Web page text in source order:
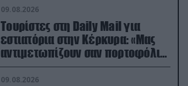
09.08.2026
Τουρίστες στη Daily Mail για
εστιατόρια στην Κέρκυρα: «Μας
αντιμετωπίζουν σαν πορτοφόλια
με πόδια»
09.08.2026